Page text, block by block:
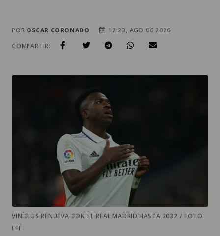
POR OSCAR CORONADO
12:23, AGO 06 2026
COMPARTIR:
VINÍCIUS RENUEVA CON EL REAL MADRID HASTA 2032 / FOTO:
EFE